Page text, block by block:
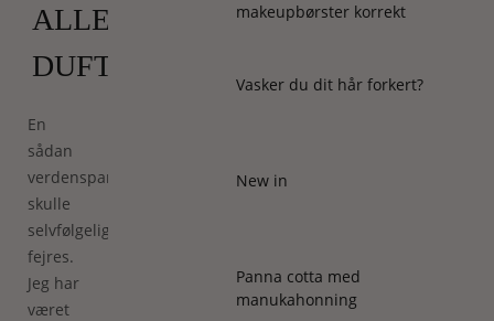
ALLERSTØRSTE
DUFTLANCERING
En
sådan
verdensparfume
skulle
selvfølgelig
fejres.
Jeg har
været
makeupbørster korrekt
Vasker du dit hår forkert?
New in
Panna cotta med
manukahonning